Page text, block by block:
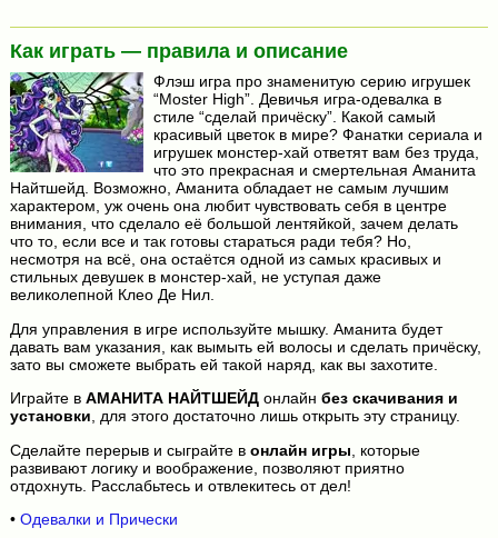
Как играть — правила и описание
Флэш игра про знаменитую серию игрушек
“Moster High”. Девичья игра-одевалка в
стиле “сделай причёску”. Какой самый
красивый цветок в мире? Фанатки сериала и
игрушек монстер-хай ответят вам без труда,
что это прекрасная и смертельная Аманита
Найтшейд. Возможно, Аманита обладает не самым лучшим
характером, уж очень она любит чувствовать себя в центре
внимания, что сделало её большой лентяйкой, зачем делать
что то, если все и так готовы стараться ради тебя? Но,
несмотря на всё, она остаётся одной из самых красивых и
стильных девушек в монстер-хай, не уступая даже
великолепной Клео Де Нил.
Для управления в игре используйте мышку. Аманита будет
давать вам указания, как вымыть ей волосы и сделать причёску,
зато вы сможете выбрать ей такой наряд, как вы захотите.
Играйте в АМАНИТА НАЙТШЕЙДонлайн без скачивания и
установки , для этого достаточно лишь открыть эту страницу.
Сделайте перерыв и сыграйте в онлайн игры , которые
развивают логику и воображение, позволяют приятно
отдохнуть. Расслабьтесь и отвлекитесь от дел!
• Одевалки и Прически